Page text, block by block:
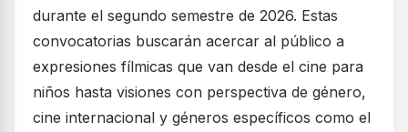
durante el segundo semestre de 2026. Estas
convocatorias buscarán acercar al público a
expresiones fílmicas que van desde el cine para
niños hasta visiones con perspectiva de género,
cine internacional y géneros específicos como el